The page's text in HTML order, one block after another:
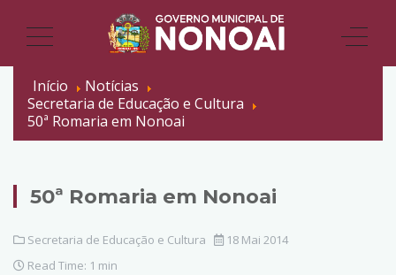
Início
Notícias
Secretaria de Educação e Cultura
50ª Romaria em Nonoai
50ª Romaria em Nonoai
Secretaria de Educação e Cultura
18 Mai 2014
Read Time: 1 min